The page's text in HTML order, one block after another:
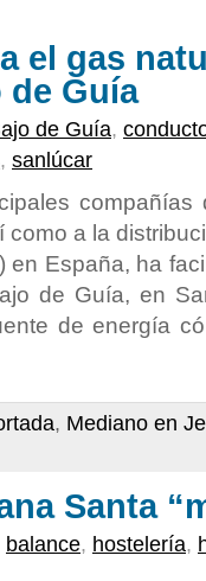
el gas
de Guía
de Guía,
, sanlúcar
compañías
a la
en España, ha
de Guía, en
de energía
, Mediano en
Santa
balance, hostelería,